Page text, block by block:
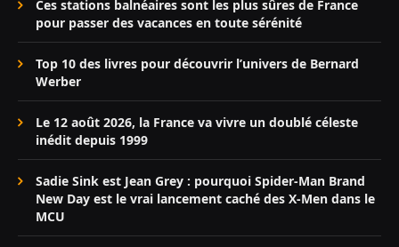
Ces stations balnéaires sont les plus sûres de France
pour passer des vacances en toute sérénité
Top 10 des livres pour découvrir l’univers de Bernard
Werber
Le 12 août 2026, la France va vivre un doublé céleste
inédit depuis 1999
Sadie Sink est Jean Grey : pourquoi Spider-Man Brand
New Day est le vrai lancement caché des X-Men dans le
MCU